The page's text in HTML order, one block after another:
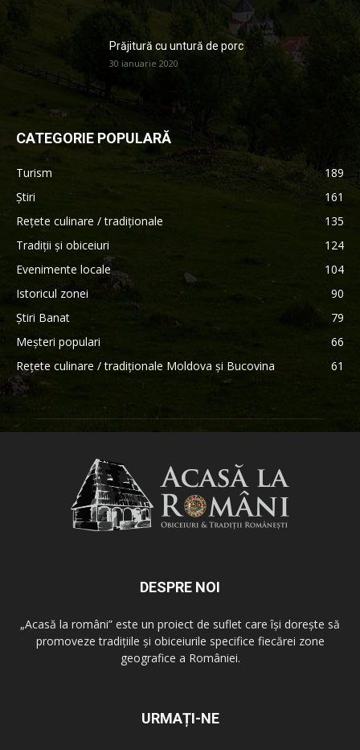
Prăjitură cu untură de porc
30 ianuarie 2020
CATEGORIE POPULARĂ
Turism
189
Știri
161
Rețete culinare / tradiționale
135
Tradiții și obiceiuri
124
Evenimente locale
104
Istoricul zonei
90
Știri Banat
79
Meșteri populari
66
Rețete culinare / tradiționale Moldova și Bucovina
61
DESPRE NOI
„Acasă la români” este un proiect de suflet care își dorește să
promoveze tradițiile și obiceiurile specifice fiecărei zone
geografice a României.
URMAȚI-NE